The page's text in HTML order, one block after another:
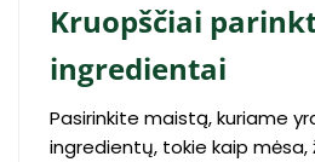
Kruopščiai
ingredientai
Pasirinkite maistą, kuriame
ingredientų, tokie kaip mėsa,